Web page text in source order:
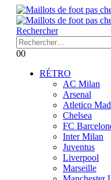
Rechercher
00
RÉTRO
AC Milan
Arsenal
Atletico
Chelsea
FC
Inter Milan
Juventus
Liverpool
Marseille